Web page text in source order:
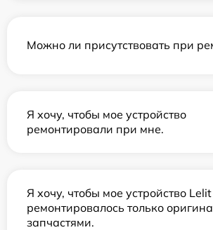
Можно ли присутствовать при
Я хочу, чтобы мое устройство
ремонтировали при мне.
Я хочу, чтобы мое устройство Lelit
ремонтировалось только
запчастями.